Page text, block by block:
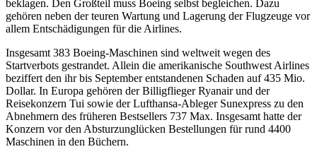
beklagen. Den Großteil muss Boeing selbst begleichen. Dazu
gehören neben der teuren Wartung und Lagerung der Flugzeuge vor
allem Entschädigungen für die Airlines.
Insgesamt 383 Boeing-Maschinen sind weltweit wegen des
Startverbots gestrandet. Allein die amerikanische Southwest Airlines
beziffert den ihr bis September entstandenen Schaden auf 435 Mio.
Dollar. In Europa gehören der Billigflieger Ryanair und der
Reisekonzern Tui sowie der Lufthansa-Ableger Sunexpress zu den
Abnehmern des früheren Bestsellers 737 Max. Insgesamt hatte der
Konzern vor den Absturzunglücken Bestellungen für rund 4400
Maschinen in den Büchern.